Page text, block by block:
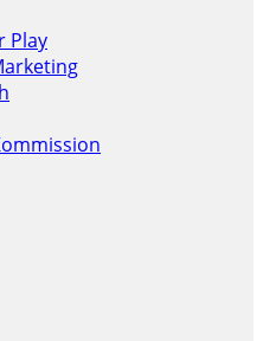
Play